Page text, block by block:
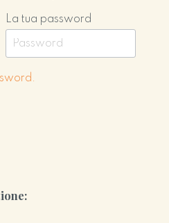
Innovazione
La tua password